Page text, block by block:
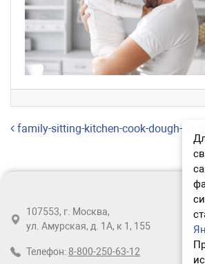
Навигация по
family-sitting-kitchen-cook-dough-
107553, г. Москва,
ул. Амурская, д. 1А, к 1, 155
Телефон: 8-800-250-63-12